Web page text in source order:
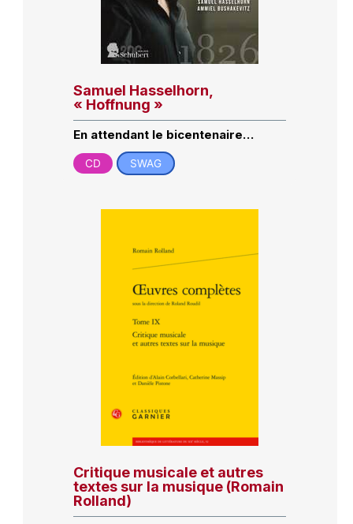
Samuel Hasselhorn,
« Hoffnung »
En attendant le bicentenaire…
CD SWAG
Critique musicale et autres
textes sur la musique (Romain
Rolland)